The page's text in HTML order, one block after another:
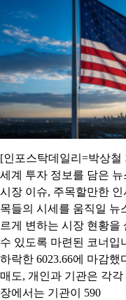
[인포스탁데일리=박상철
세계 투자 정보를 담은
시장 이슈, 주목할만한
목들의 시세를 움직일 뉴
르게 변하는 시장 현황을
수 있도록 마련된 코너입
하락한 6023.66에 마감했
매도, 개인과 기관은 각각
장에서는 기관이 590